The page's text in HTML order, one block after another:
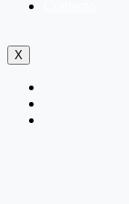
X